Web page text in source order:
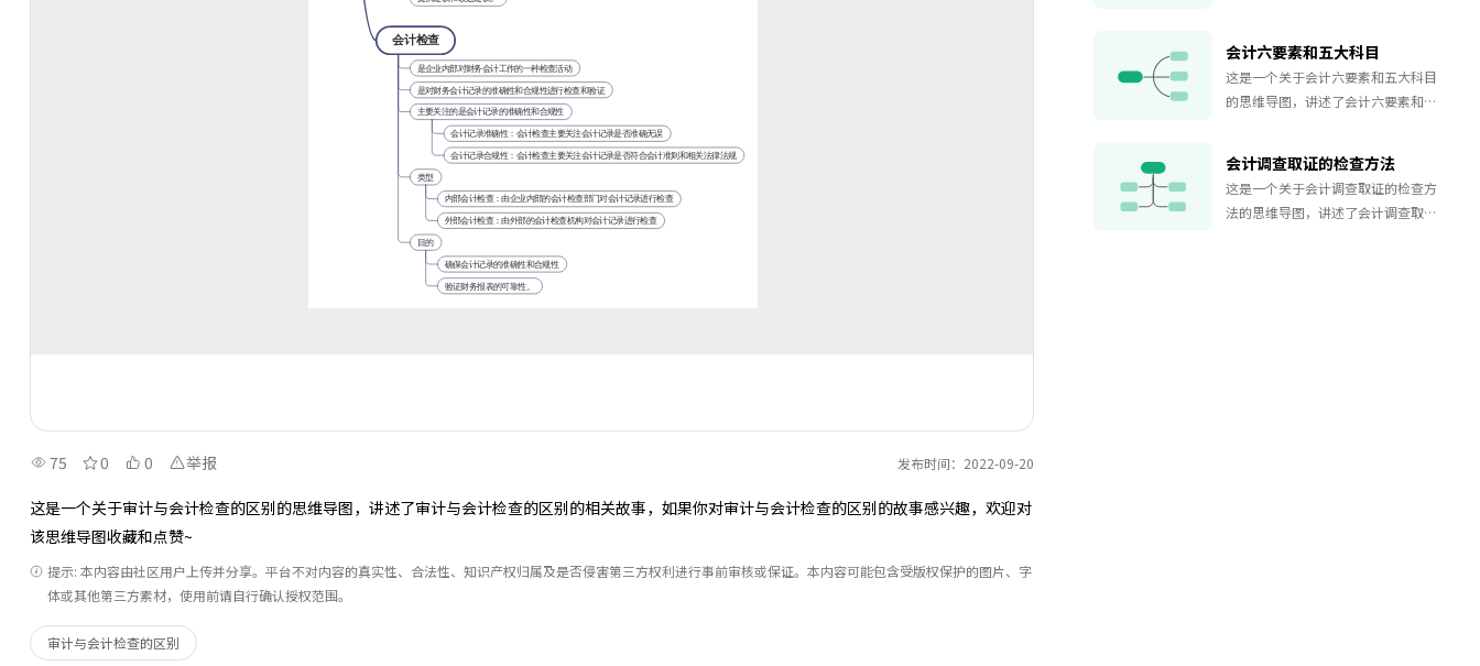
75 0 0 举报 发布时间：2022-09-20
这是一个关于审计与会计检查的区别的思维导图，讲述了审计与会计检查的区别的相关故事，如果你对审计与会计检查的区别的故事感兴趣，欢迎对
该思维导图收藏和点赞~
提示: 本内容由社区用户上传并分享。平台不对内容的真实性、合法性、知识产权归属及是否侵害第三方权利进行事前审核或保证。本内容可能包含受版权保护的图片、字
体或其他第三方素材，使用前请自行确认授权范围。
审计与会计检查的区别
维导图收藏和点赞~
会计六要素和五大科目
这是一个关于会计六要素和五大科目
的思维导图，讲述了会计六要素和五
对该思维导图收藏和点赞~
会计调查取证的检查方法
这是一个关于会计调查取证的检查方
法的思维导图，讲述了会计调查取证